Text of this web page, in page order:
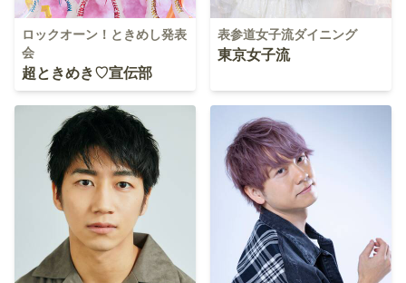
ロックオーン！ときめし発表
会
超ときめき♡宣伝部
表参道女子流ダイニング
東京女子流